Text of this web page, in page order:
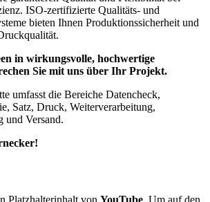
ISO-zertifizierte Qualitäts- und
bieten Ihnen Produktionssicherheit und
in wirkungsvolle, hochwertige
Sie mit uns über Ihr Projekt.
umfasst die Bereiche Datencheck,
Satz, Druck, Weiterverarbeitung,
und Versand.
Platzhalterinhalt von YouTube. Um auf den